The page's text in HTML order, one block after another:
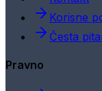
Korisne
Česta
Pravno